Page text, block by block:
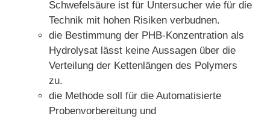
Schwefelsäure ist für Untersucher wie für die
Technik mit hohen Risiken verbudnen.
die Bestimmung der PHB-Konzentration als
Hydrolysat lässt keine Aussagen über die
Verteilung der Kettenlängen des Polymers
zu.
die Methode soll für die Automatisierte
Probenvorbereitung und